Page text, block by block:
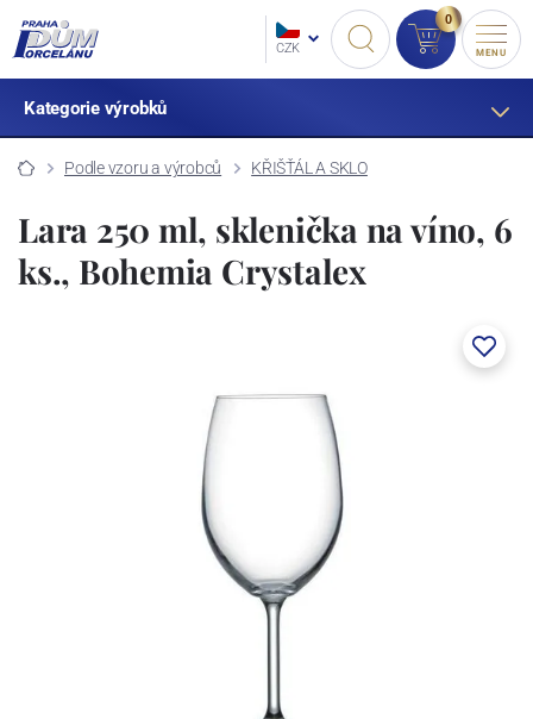
CZK
0
MENU
Kategorie výrobků
Podle vzoru a výrobců KŘIŠŤÁL A SKLO
Lara 250 ml, sklenička na víno, 6
ks., Bohemia Crystalex